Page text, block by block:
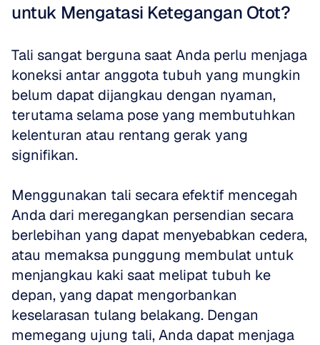
untuk Mengatasi Ketegangan Otot?
Tali sangat berguna saat Anda perlu menjaga
koneksi antar anggota tubuh yang mungkin
belum dapat dijangkau dengan nyaman,
terutama selama pose yang membutuhkan
kelenturan atau rentang gerak yang
signifikan.
Menggunakan tali secara efektif mencegah
Anda dari meregangkan persendian secara
berlebihan yang dapat menyebabkan cedera,
atau memaksa punggung membulat untuk
menjangkau kaki saat melipat tubuh ke
depan, yang dapat mengorbankan
keselarasan tulang belakang. Dengan
memegang ujung tali, Anda dapat menjaga